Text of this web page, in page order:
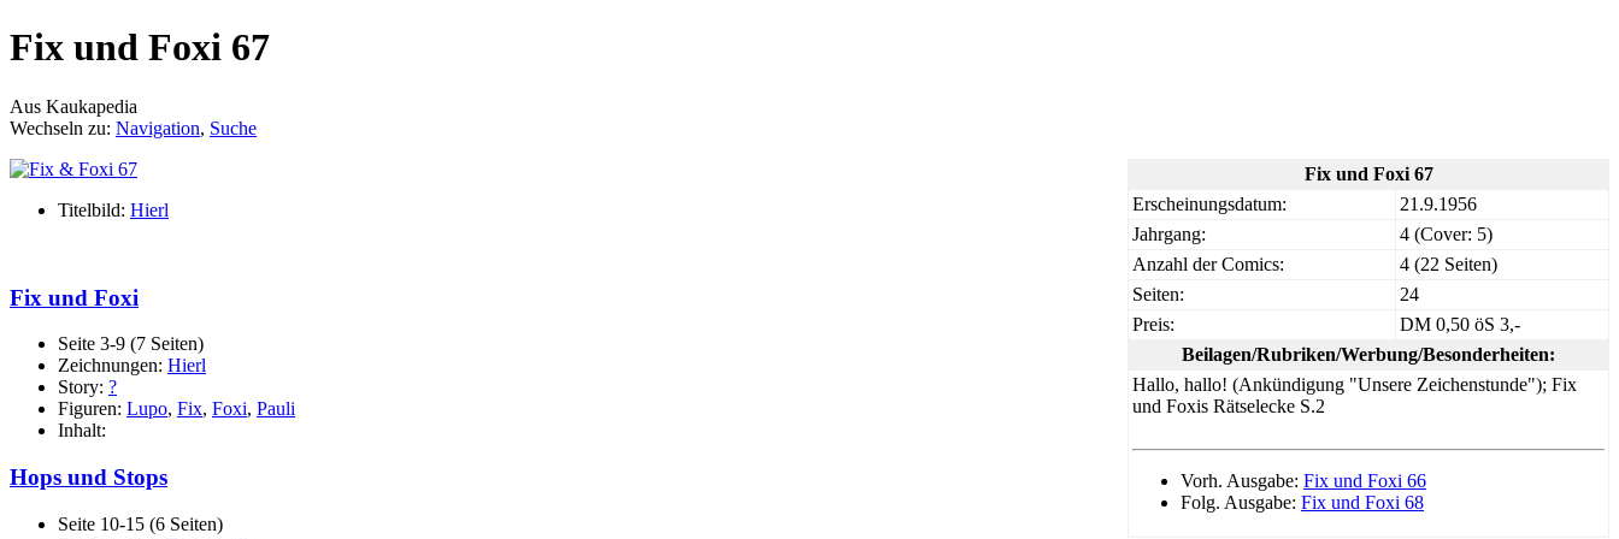
Fix und Foxi 67
Aus Kaukapedia
Wechseln zu: Navigation, Suche
Fix und Foxi 67
Erscheinungsdatum:
21.9.1956
Jahrgang:
4 (Cover: 5)
Anzahl der Comics:
4 (22 Seiten)
Seiten:
24
Preis:
DM 0,50 öS 3,-
Beilagen/Rubriken/Werbung/Besonderheiten:
Hallo, hallo! (Ankündigung "Unsere Zeichenstunde"); Fix
und Foxis Rätselecke S.2
Vorh. Ausgabe: Fix und Foxi 66
Folg. Ausgabe: Fix und Foxi 68
Titelbild: Hierl
Fix und Foxi
Seite 3-9 (7 Seiten)
Zeichnungen: Hierl
Story: ?
Figuren: Lupo, Fix, Foxi, Pauli
Inhalt:
Hops und Stops
Seite 10-15 (6 Seiten)